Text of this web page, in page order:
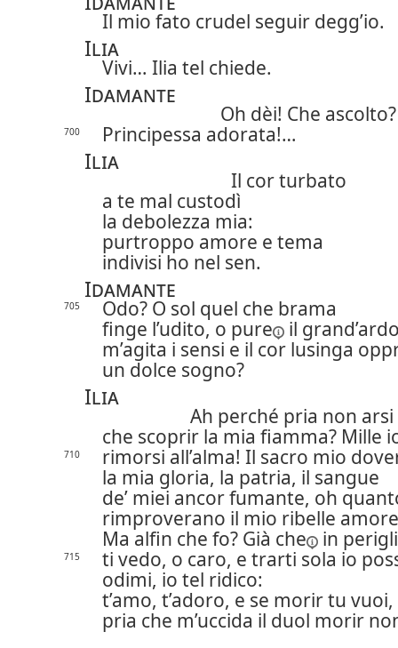
Il mio fato crudel seguir degg’io.
Ilia
Vivi… Ilia tel chiede.
Idamante
Oh dèi! Che ascolto?
700 Principessa adorata!…
Ilia
Il cor turbato
a te mal custodì
la debolezza mia:
purtroppo amore e tema
indivisi ho nel sen.
Idamante
705
Odo? O sol quel che brama
finge l’udito, o pure
il
m’agita i sensi e il cor lusinga
un dolce sogno?
Ilia
Ah perché pria non arsi
che scoprir la mia fiamma? Mille
710
rimorsi all’alma! Il sacro mio
la mia gloria, la patria, il sangue
de’ miei ancor fumante, oh
rimproverano il mio ribelle
Ma alfin che fo? Già che in
715
ti vedo, o caro, e trarti sola io
odimi, io tel ridico:
t’amo, t’adoro, e se morir tu vuoi,
pria che m’uccida il duol morir